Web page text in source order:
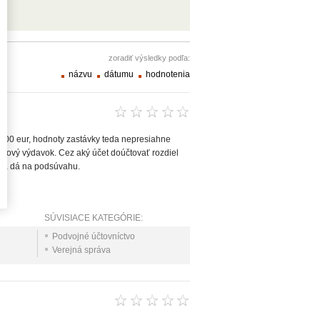
zoradiť výsledky podľa:
názvu dátumu hodnotenia
eur, hodnoty zastávky teda nepresiahne
výdavok. Cez aký účet doúčtovať rozdiel
a dá na podsúvahu.
SÚVISIACE KATEGÓRIE:
Podvojné účtovníctvo
Verejná správa